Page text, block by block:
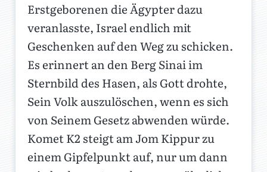
Erstgeborenen die Ägypter dazu
veranlasste, Israel endlich mit
Geschenken auf den Weg zu schicken.
Es erinnert an den Berg Sinai im
Sternbild des Hasen, als Gott drohte,
Sein Volk auszulöschen, wenn es sich
von Seinem Gesetz abwenden würde.
Komet K2 steigt am Jom Kippur zu
einem Gipfelpunkt auf, nur um dann